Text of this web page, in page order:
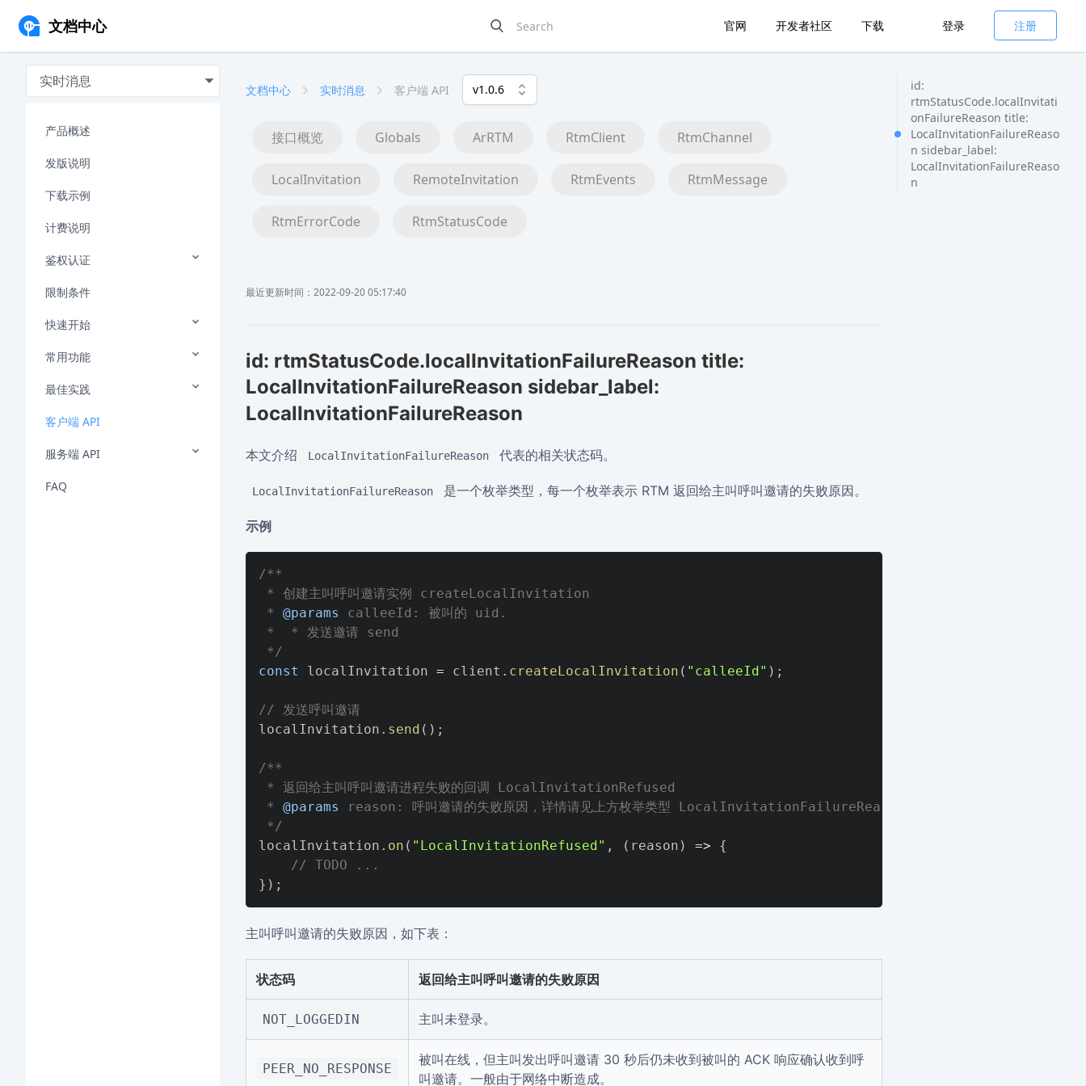
文档中心 官网 开发者社区 下载 登录 注册
实时消息
产品概述
发版说明
下载示例
计费说明
鉴权认证
限制条件
快速开始
常用功能
最佳实践
客户端 API
服务端 API
FAQ
文档中心 实时消息 客户端 API v1.0.6
接口概览 Globals ArRTM RtmClient RtmChannel
LocalInvitation RemoteInvitation RtmEvents RtmMessage
RtmErrorCode RtmStatusCode
最近更新时间：2022-09-20 05:17:40
id:
rtmStatusCode.localInvitati
onFailureReason title:
LocalInvitationFailureReaso
n sidebar_label:
LocalInvitationFailureReaso
n
id: rtmStatusCode.localInvitationFailureReason title:
LocalInvitationFailureReason sidebar_label:
LocalInvitationFailureReason
本文介绍 LocalInvitationFailureReason 代表的相关状态码。
LocalInvitationFailureReason 是一个枚举类型，每一个枚举表示 RTM 返回给主叫呼叫邀请的失败原因。
示例
/**
* 创建主叫呼叫邀请实例 createLocalInvitation
* @params
calleeId: 被叫的 uid.
*  * 发送邀请 send
*/
const
localInvitation = client . createLocalInvitation ( "calleeId" ) ;
// 发送呼叫邀请
localInvitation . send ( ) ;
/**
* 返回给主叫呼叫邀请进程失败的回调 LocalInvitationRefused
* @params
reason: 呼叫邀请的失败原因，详情请见上方枚举类型 LocalInvitationFailureReason
*/
localInvitation . on ( "LocalInvitationRefused" , ( reason ) =>
{
// TODO ...
} ) ;
主叫呼叫邀请的失败原因，如下表：
状态码 返回给主叫呼叫邀请的失败原因
NOT_LOGGEDIN 主叫未登录。
PEER_NO_RESPONSE
被叫在线，但主叫发出呼叫邀请 30 秒后仍未收到被叫的 ACK 响应确认收到呼
叫邀请。一般由于网络中断造成。